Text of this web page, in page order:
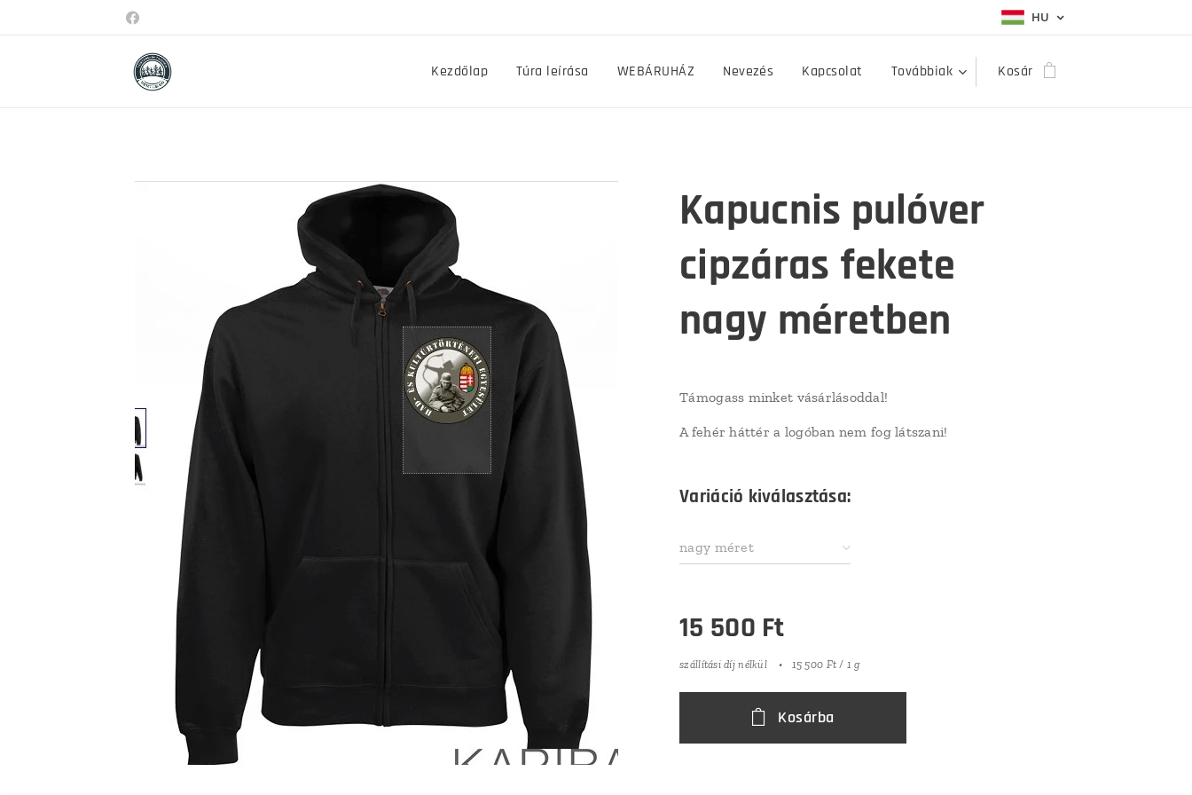
HU
Kezdőlap Túra leírása WEBÁRUHÁZ Nevezés Kapcsolat Továbbiak Kosár
Kapucnis pulóver
cipzáras fekete
nagy méretben
Támogass minket vásárlásoddal!
A fehér háttér a logóban nem fog látszani!
Variáció kiválasztása:
nagy méret
15 500 Ft
szállítási díj nélkül 15 500 Ft / 1 g
Kosárba